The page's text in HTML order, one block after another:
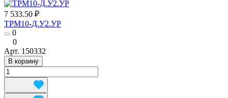
7 533.50 ₽
ТРМ10-Д.У2.УР
0
0
Арт. 150332
В корзину